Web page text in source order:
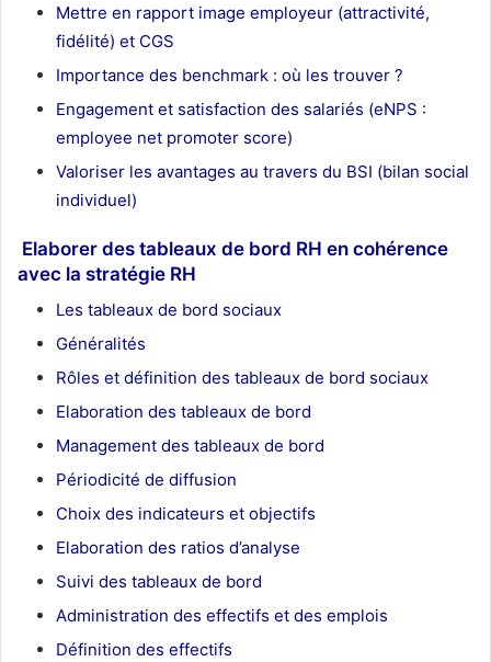
Mettre en rapport image employeur (attractivité,
fidélité) et CGS
Importance des benchmark : où les trouver ?
Engagement et satisfaction des salariés (eNPS :
employee net promoter score)
Valoriser les avantages au travers du BSI (bilan social
individuel)
Elaborer des tableaux de bord RH en cohérence
avec la stratégie RH
Les tableaux de bord sociaux
Généralités
Rôles et définition des tableaux de bord sociaux
Elaboration des tableaux de bord
Management des tableaux de bord
Périodicité de diffusion
Choix des indicateurs et objectifs
Elaboration des ratios d’analyse
Suivi des tableaux de bord
Administration des effectifs et des emplois
Définition des effectifs